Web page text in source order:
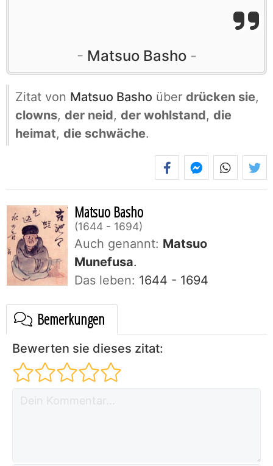
Matsuo Basho
Zitat von Matsuo Basho über drücken sie,
clowns, der neid, der wohlstand, die
heimat, die schwäche.
Matsuo Basho
1644 - 1694
Auch genannt: Matsuo
Munefusa.
Das leben: 1644 - 1694
Bemerkungen
Bewerten sie dieses zitat: